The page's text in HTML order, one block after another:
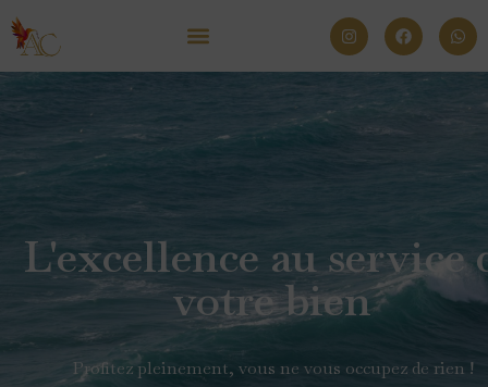
L'excellence au service
votre bien
Profitez pleinement, vous ne vous occupez de rien !